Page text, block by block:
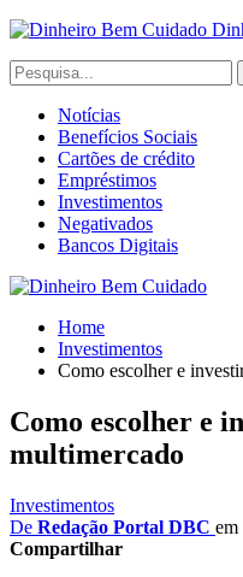
Notícias
Benefícios Sociais
Cartões de crédito
Empréstimos
Investimentos
Negativados
Bancos Digitais
Home
Investimentos
Como escolher e
Como escolher e
multimercado
Investimentos
De Redação Portal DBC em
Compartilhar